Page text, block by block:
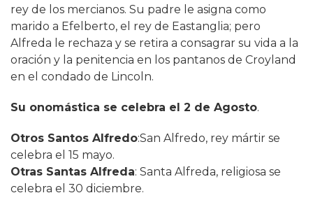
rey de los mercianos. Su padre le asigna como
marido a Efelberto, el rey de Eastanglia; pero
Alfreda le rechaza y se retira a consagrar su vida a la
oración y la penitencia en los pantanos de Croyland
en el condado de Lincoln.
Su onomástica se celebra el 2 de Agosto.
Otros Santos Alfredo:San Alfredo, rey mártir se
celebra el 15 mayo.
Otras Santas Alfreda: Santa Alfreda, religiosa se
celebra el 30 diciembre.